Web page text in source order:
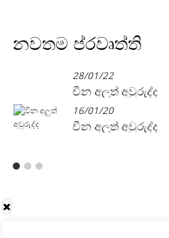
නවතම ප්රවෘත්ති
28/01/22
චීන අලුත් අවුරුද්ද
16/01/20
චීන අලුත් අවුරුද්ද